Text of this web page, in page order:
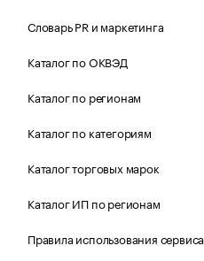
Словарь PR и маркетинга
Каталог по ОКВЭД
Каталог по регионам
Каталог по категориям
Каталог торговых марок
Каталог ИП по регионам
Правила использования сервиса